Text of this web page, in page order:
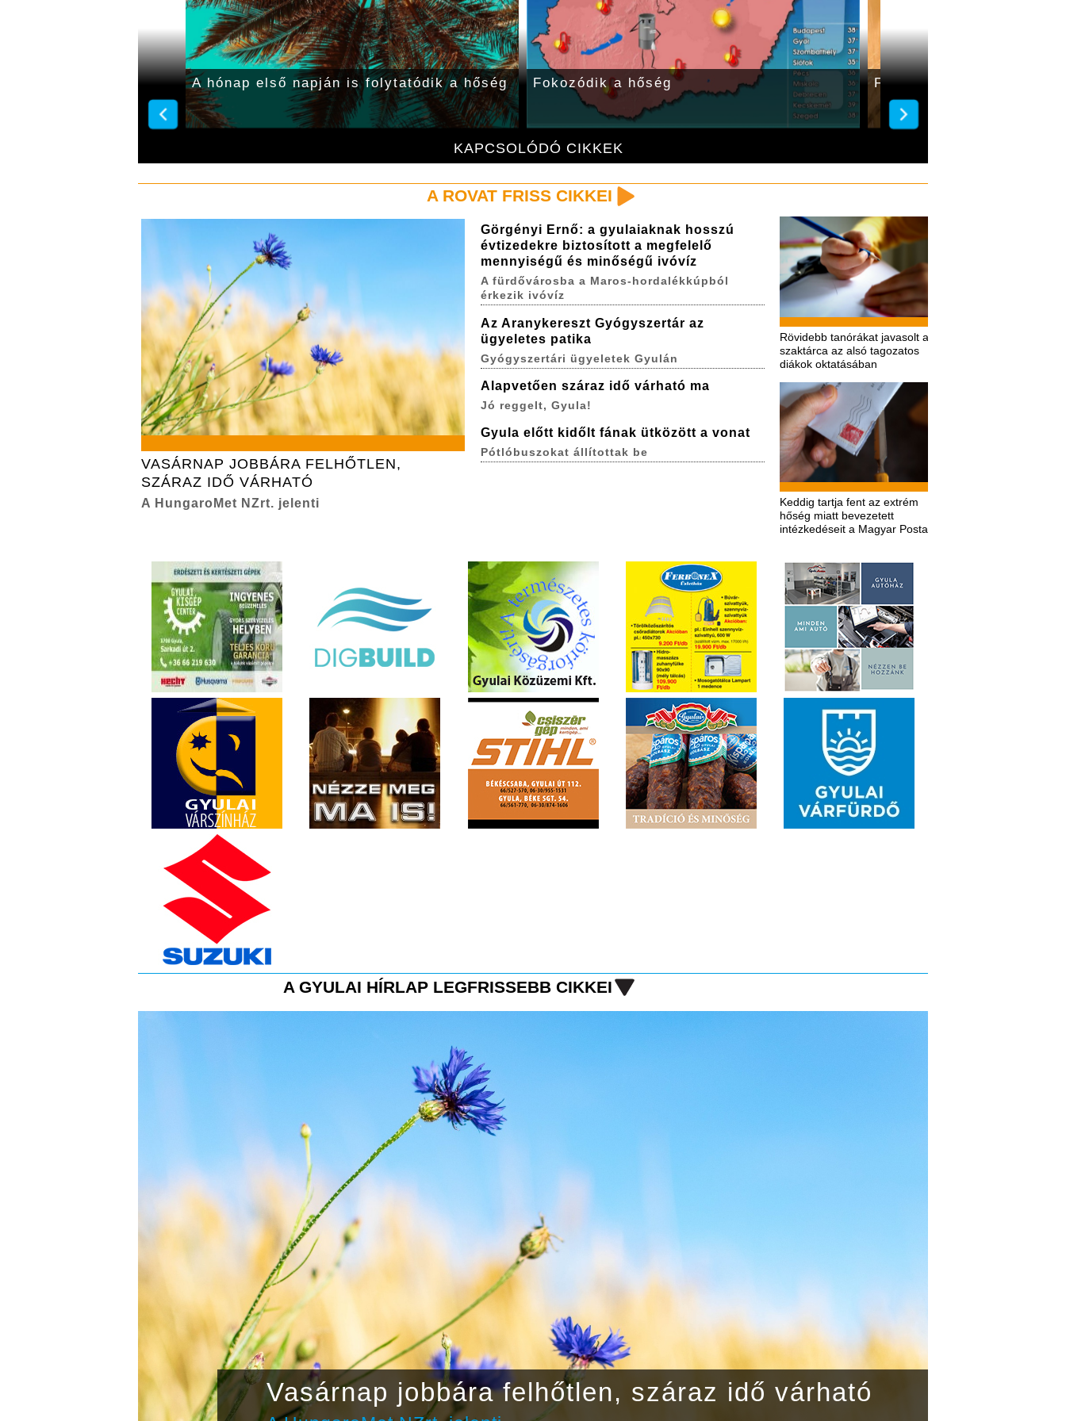
KAPCSOLÓDÓ CIKKEK
A hónap első napján is folytatódik a hőség Fokozódik a hőség Fokozódik a kánikula a
A ROVAT FRISS CIKKEI
VASÁRNAP JOBBÁRA FELHŐTLEN,
SZÁRAZ IDŐ VÁRHATÓ
A HungaroMet NZrt. jelenti
Rövidebb tanórákat javasolt a
szaktárca az alsó tagozatos
diákok oktatásában
Keddig tartja fent az extrém
hőség miatt bevezetett
intézkedéseit a Magyar Posta
Görgényi Ernő: a gyulaiaknak hosszú
évtizedekre biztosított a megfelelő
mennyiségű és minőségű ivóvíz
A fürdővárosba a Maros-hordalékkúpból
érkezik ivóvíz
Az Aranykereszt Gyógyszertár az
ügyeletes patika
Gyógyszertári ügyeletek Gyulán
Alapvetően száraz idő várható ma
Jó reggelt, Gyula!
Gyula előtt kidőlt fának ütközött a vonat
Pótlóbuszokat állítottak be
A GYULAI HÍRLAP LEGFRISSEBB CIKKEI
Vasárnap jobbára felhőtlen, száraz idő várható